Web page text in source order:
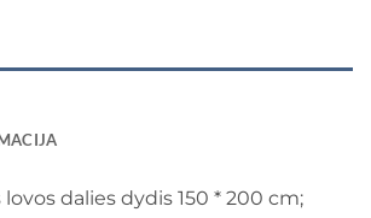
dalies dydis 150 * 200 cm;